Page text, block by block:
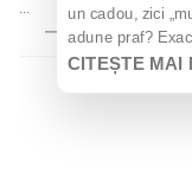
un cadou, zici
adune praf?
CITEȘTE MAI